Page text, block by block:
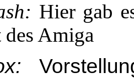
Hier gab
des Amiga